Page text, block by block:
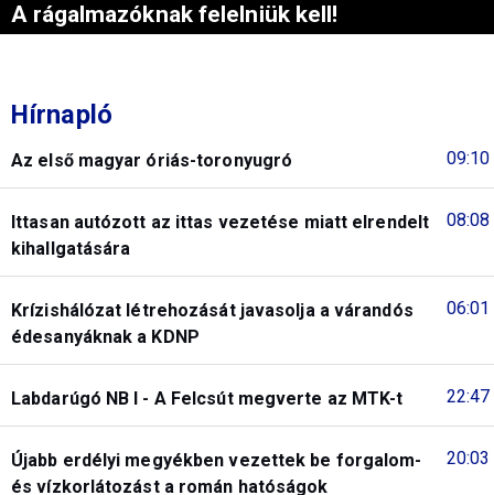
A rágalmazóknak felelniük kell!
Hírnapló
09:10
Az első magyar óriás-toronyugró
08:08
Ittasan autózott az ittas vezetése miatt elrendelt
kihallgatására
06:01
Krízishálózat létrehozását javasolja a várandós
édesanyáknak a KDNP
22:47
Labdarúgó NB I - A Felcsút megverte az MTK-t
20:03
Újabb erdélyi megyékben vezettek be forgalom-
és vízkorlátozást a román hatóságok